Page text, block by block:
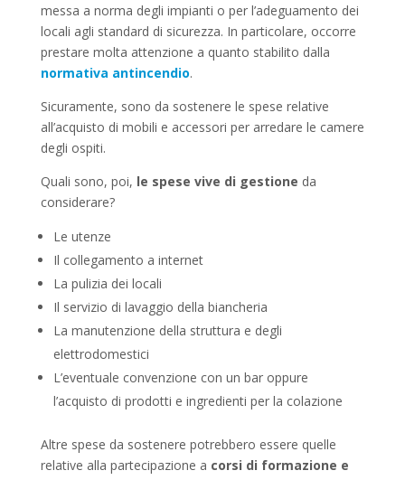
messa a norma degli impianti o per l’adeguamento dei
locali agli standard di sicurezza. In particolare, occorre
prestare molta attenzione a quanto stabilito dalla
normativa antincendio.
Sicuramente, sono da sostenere le spese relative
all’acquisto di mobili e accessori per arredare le camere
degli ospiti.
Quali sono, poi, le spese vive di gestione da
considerare?
Le utenze
Il collegamento a internet
La pulizia dei locali
Il servizio di lavaggio della biancheria
La manutenzione della struttura e degli
elettrodomestici
L’eventuale convenzione con un bar oppure
l’acquisto di prodotti e ingredienti per la colazione
Altre spese da sostenere potrebbero essere quelle
relative alla partecipazione a corsi di formazione e